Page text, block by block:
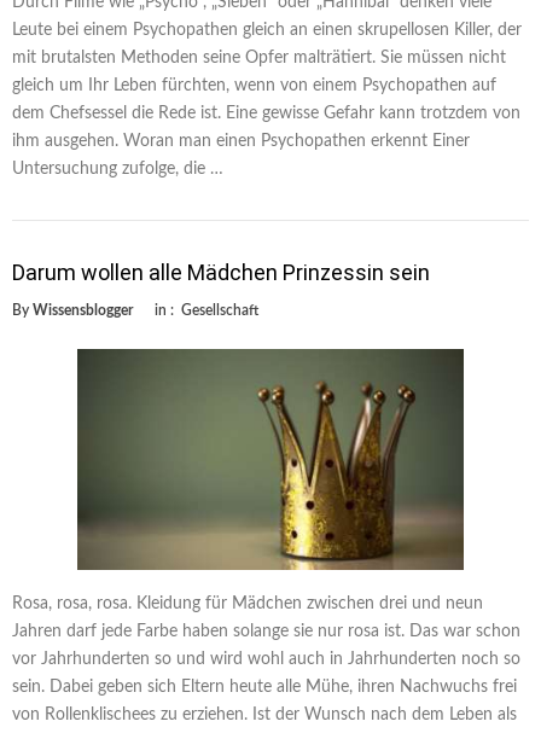
Leute bei einem Psychopathen gleich an einen skrupellosen Killer, der
mit brutalsten Methoden seine Opfer malträtiert. Sie müssen nicht
gleich um Ihr Leben fürchten, wenn von einem Psychopathen auf
dem Chefsessel die Rede ist. Eine gewisse Gefahr kann trotzdem von
ihm ausgehen. Woran man einen Psychopathen erkennt Einer
Untersuchung zufolge, die …
Darum wollen alle Mädchen Prinzessin sein
By Wissensblogger in : Gesellschaft
Rosa, rosa, rosa. Kleidung für Mädchen zwischen drei und neun
Jahren darf jede Farbe haben solange sie nur rosa ist. Das war schon
vor Jahrhunderten so und wird wohl auch in Jahrhunderten noch so
sein. Dabei geben sich Eltern heute alle Mühe, ihren Nachwuchs frei
von Rollenklischees zu erziehen. Ist der Wunsch nach dem Leben als